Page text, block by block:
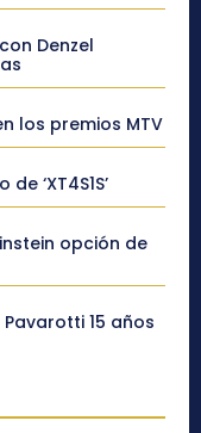
Denzel
los premios MTV
‘XT4S1S’
opción de
15 años